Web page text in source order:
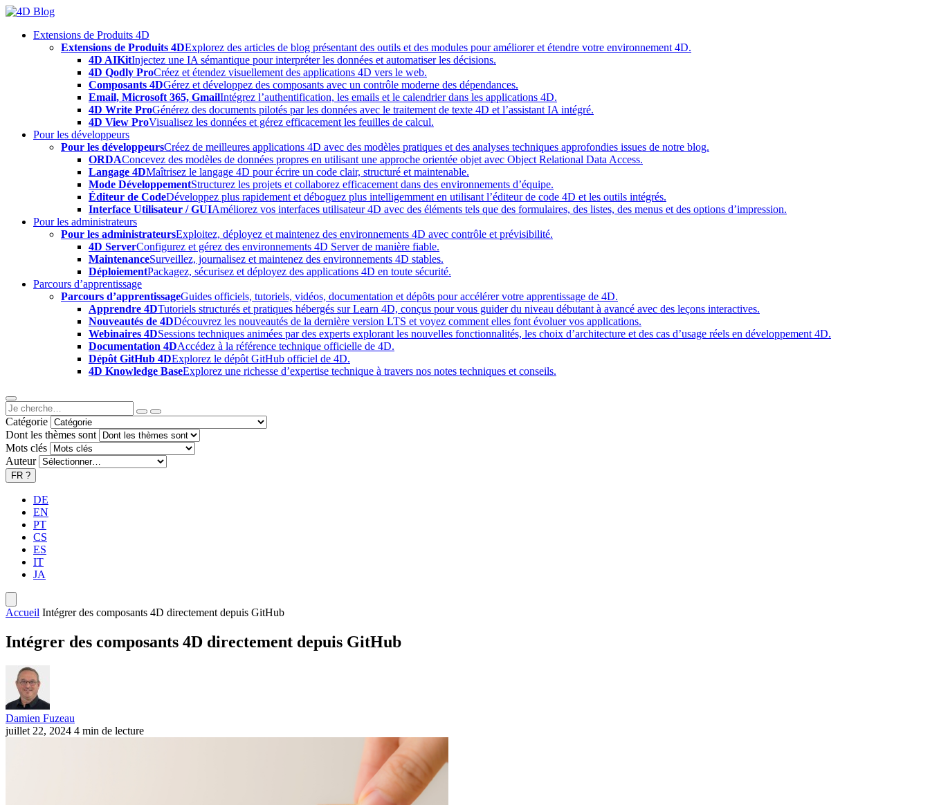
Skip
contentExtensions de Produits 4D
Extensions de Produits 4DExplorez des articles de blog présentant des outils et des modules pour améliorer et étendre votre environnement 4D.
4D AIKitInjectez une IA sémantique pour interpréter les données et automatiser les décisions.
4D Qodly ProCréez et étendez visuellement des applications 4D vers le web.
Composants 4DGérez et développez des composants avec un contrôle moderne des dépendances.
Email, Microsoft 365, GmailIntégrez l’authentification, les emails et le calendrier dans les applications 4D.
4D Write ProGénérez des documents pilotés par les données avec le traitement de texte 4D et l’assistant IA intégré.
4D View ProVisualisez les données et gérez efficacement les feuilles de calcul.
Pour les développeurs
Pour les développeursCréez de meilleures applications 4D avec des modèles pratiques et des analyses techniques approfondies issues de notre blog.
ORDAConcevez des modèles de données propres en utilisant une approche orientée objet avec Object Relational Data Access.
Langage 4DMaîtrisez le langage 4D pour écrire un code clair, structuré et maintenable.
Mode DéveloppementStructurez les projets et collaborez efficacement dans des environnements d’équipe.
Éditeur de CodeDéveloppez plus rapidement et déboguez plus intelligemment en utilisant l’éditeur de code 4D et les outils intégrés.
Interface Utilisateur / GUIAméliorez vos interfaces utilisateur 4D avec des éléments tels que des formulaires, des listes, des menus et des options d’impression.
Pour les administrateurs
Pour les administrateursExploitez, déployez et maintenez des environnements 4D avec contrôle et prévisibilité.
4D ServerConfigurez et gérez des environnements 4D Server de manière fiable.
MaintenanceSurveillez, journalisez et maintenez des environnements 4D stables.
DéploiementPackagez, sécurisez et déployez des applications 4D en toute sécurité.
Parcours d’apprentissage
Parcours d’apprentissageGuides officiels, tutoriels, vidéos, documentation et dépôts pour accélérer votre apprentissage de 4D.
Apprendre 4DTutoriels structurés et pratiques hébergés sur Learn 4D, conçus pour vous guider du niveau débutant à avancé avec des leçons interactives.
Nouveautés de 4DDécouvrez les nouveautés de la dernière version LTS et voyez comment elles font évoluer vos applications.
Webinaires 4DSessions techniques animées par des experts explorant les nouvelles fonctionnalités, les choix d’architecture et des cas d’usage réels en développement 4D.
Documentation 4DAccédez à la référence technique officielle de 4D.
Dépôt GitHub 4DExplorez le dépôt GitHub officiel de 4D.
4D Knowledge BaseExplorez une richesse d’expertise technique à travers nos notes techniques et conseils.
Catégorie
Dont les thèmes sont
Mots clés
Auteur
FR ?
DE
EN
PT
CS
ES
IT
JA
Accueil Intégrer des composants 4D directement depuis GitHub
Intégrer des composants 4D directement depuis GitHub
Damien Fuzeau
juillet 22, 2024 4 min de lecture